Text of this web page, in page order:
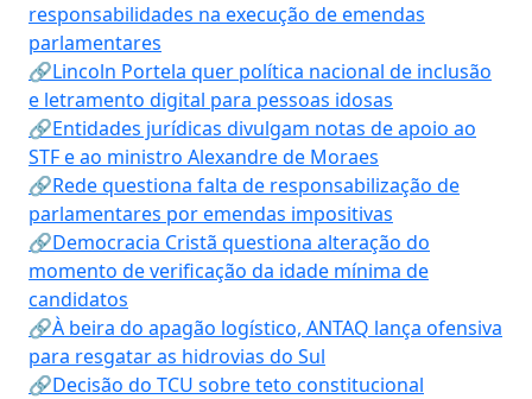
responsabilidades na execução de emendas
parlamentares
🔗Lincoln Portela quer política nacional de inclusão
e letramento digital para pessoas idosas
🔗Entidades jurídicas divulgam notas de apoio ao
STF e ao ministro Alexandre de Moraes
🔗Rede questiona falta de responsabilização de
parlamentares por emendas impositivas
🔗Democracia Cristã questiona alteração do
momento de verificação da idade mínima de
candidatos
🔗À beira do apagão logístico, ANTAQ lança ofensiva
para resgatar as hidrovias do Sul
🔗Decisão do TCU sobre teto constitucional